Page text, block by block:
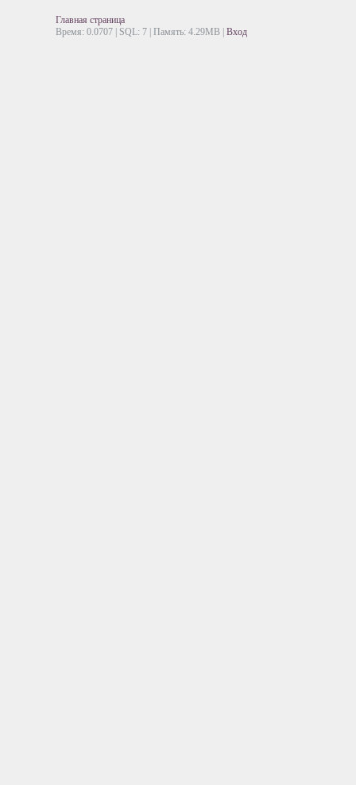
Главная страница
Время: 0.0707 | SQL: 7 | Память: 4.29MB Вход